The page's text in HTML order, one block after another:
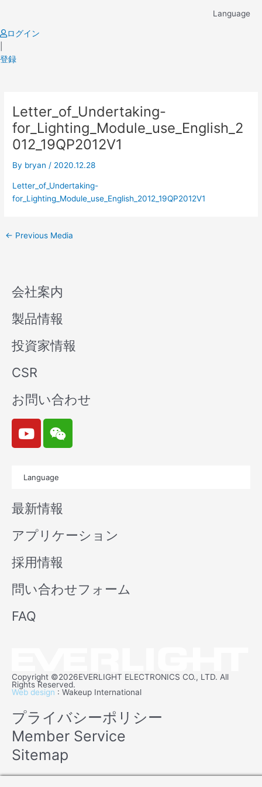
content
Language
ログイン
登録
Letter_of_Undertaking-
for_Lighting_Module_use_English_2
012_19QP2012V1
By bryan / 2020.12.28
Letter_of_Undertaking-
for_Lighting_Module_use_English_2012_19QP2012V1
navigation
← Previous Media
会社案内
製品情報
投資家情報
CSR
お問い合わせ
Y
o
u
b
e
W
e
i
n
Language
最新情報
アプリケーション
採用情報
問い合わせフォーム
FAQ
Copyright ©2026EVERLIGHT ELECTRONICS CO., LTD. All
Rights Reserved.
Web design : Wakeup International
プライバシーポリシー
Member Service
Sitemap